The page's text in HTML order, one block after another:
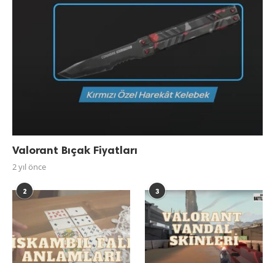
Valorant Bıçak Fiyatları
2 yıl önce
2 3